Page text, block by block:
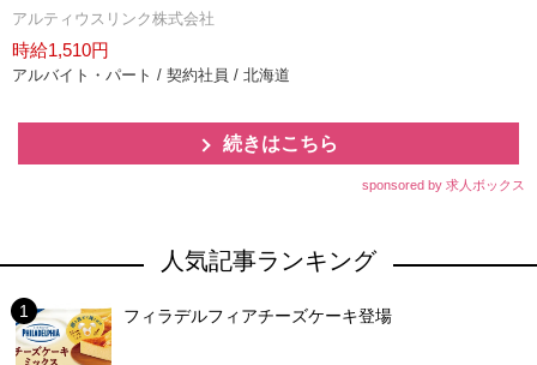
アルティウスリンク株式会社
時給1,510円
アルバイト・パート / 契約社員 / 北海道
続きはこちら
sponsored by 求人ボックス
人気記事ランキング
フィラデルフィアチーズケーキ登場